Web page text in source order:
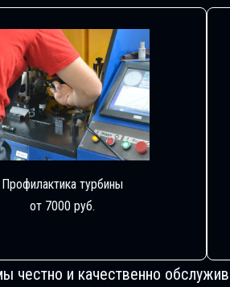
Профилактика турбины
от 7000 руб.
и качественно